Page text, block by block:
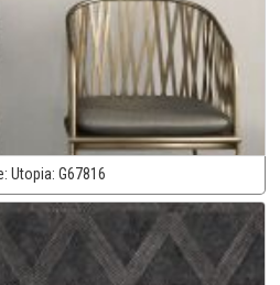
Utopia: G67816